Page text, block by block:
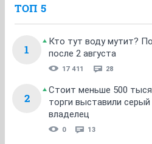
ТОП 5
1
Кто тут воду мутит?
после 2 августа
17 411 28
2
Стоит меньше 500
торги выставили
владелец
0 13